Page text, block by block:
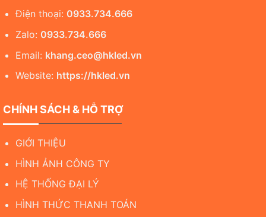
Điện thoại: 0933.734.666
Zalo: 0933.734.666
Email: khang.ceo@hkled.vn
Website: https://hkled.vn
CHÍNH SÁCH & HỖ TRỢ
GIỚI THIỆU
HÌNH ẢNH CÔNG TY
HỆ THỐNG ĐẠI LÝ
HÌNH THỨC THANH TOÁN